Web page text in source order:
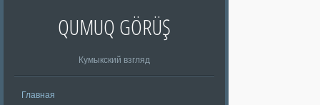
QUMUQ GÖRÜŞ
Кумыкский взгляд
Главная